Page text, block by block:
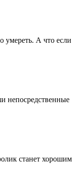
умереть. А что если
непосредственные
станет хорошим